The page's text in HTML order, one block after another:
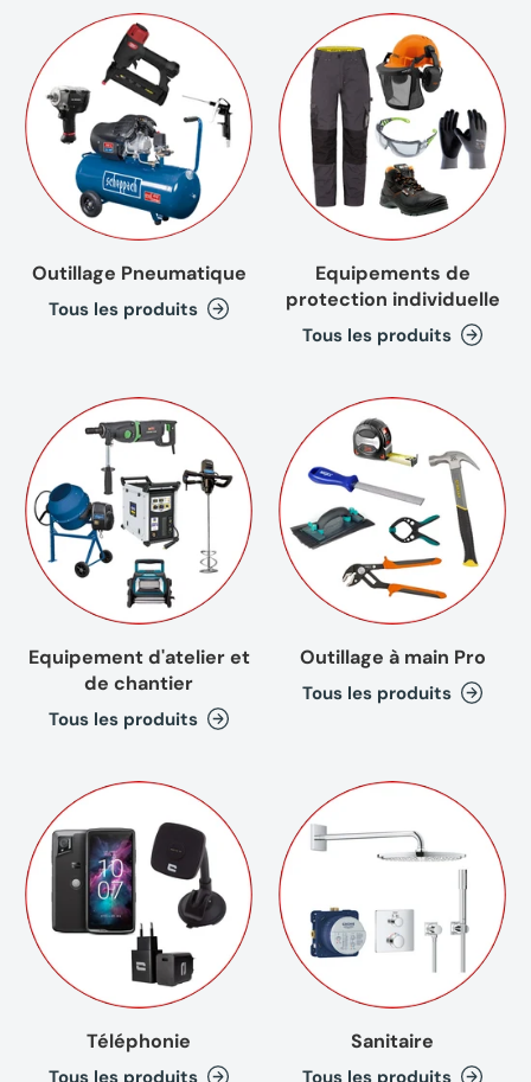
Outillage Pneumatique
Tous les produits
Equipements de
protection individuelle
Tous les produits
Equipement d'atelier et
de chantier
Tous les produits
Outillage à main Pro
Tous les produits
Téléphonie
Tous les produits
Sanitaire
Tous les produits